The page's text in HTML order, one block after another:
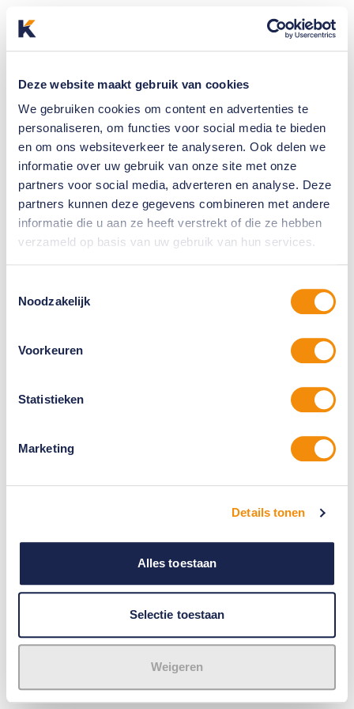
Deze website maakt gebruik van cookies
We gebruiken cookies om content en advertenties te
personaliseren, om functies voor social media te bieden
en om ons websiteverkeer te analyseren. Ook delen we
informatie over uw gebruik van onze site met onze
partners voor social media, adverteren en analyse. Deze
partners kunnen deze gegevens combineren met andere
informatie die u aan ze heeft verstrekt of die ze hebben
verzameld op basis van uw gebruik van hun services.
Noodzakelijk
Voorkeuren
Statistieken
Marketing
Details tonen
Alles toestaan
Selectie toestaan
Weigeren